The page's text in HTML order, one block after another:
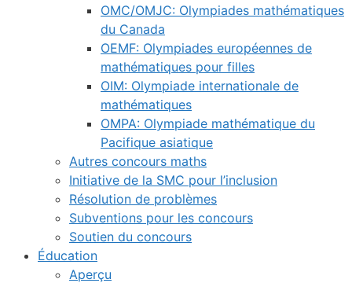
OMC/OMJC: Olympiades mathématiques
du Canada
OEMF: Olympiades européennes de
mathématiques pour filles
OIM: Olympiade internationale de
mathématiques
OMPA: Olympiade mathématique du
Pacifique asiatique
Autres concours maths
Initiative de la SMC pour l’inclusion
Résolution de problèmes
Subventions pour les concours
Soutien du concours
Éducation
Aperçu